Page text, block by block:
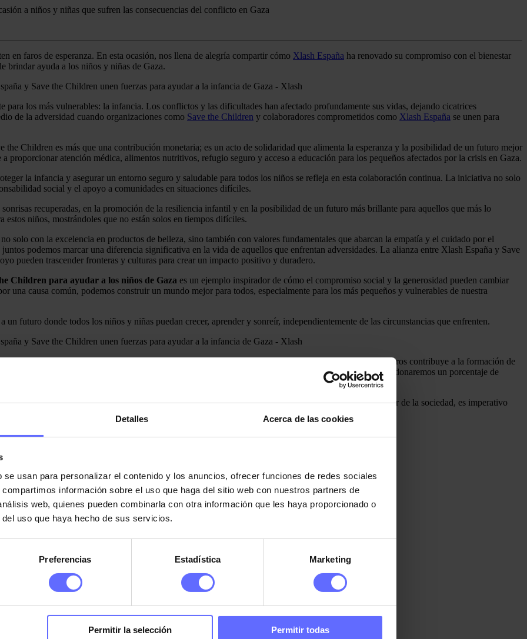
Detalles Acerca de las cookies
usan para personalizar el contenido y los anuncios, ofrecer funciones de redes sociales
información sobre el uso que haga del sitio web con nuestros partners de
web, quienes pueden combinarla con otra información que les haya proporcionado o
uso que haya hecho de sus servicios.
Preferencias Estadística Marketing
Permitir la selección Permitir todas
a niños y niñas que sufren las consecuencias del conflicto en Gaza
en faros de esperanza. En esta ocasión, nos llena de alegría compartir cómo Xlash España ha renovado su compromiso con el bienestar
brindar ayuda a los niños y niñas de Gaza.
para los más vulnerables: la infancia. Los conflictos y las dificultades han afectado profundamente sus vidas, dejando cicatrices
de la adversidad cuando organizaciones como Save the Children y colaboradores comprometidos como Xlash España se unen para
the Children es más que una contribución monetaria; es un acto de solidaridad que alimenta la esperanza y la posibilidad de un futuro mejor
proporcionar atención médica, alimentos nutritivos, refugio seguro y acceso a educación para los pequeños afectados por la crisis en Gaza.
la infancia y asegurar un entorno seguro y saludable para todos los niños se refleja en esta colaboración continua. La iniciativa no solo
social y el apoyo a comunidades en situaciones difíciles.
recuperadas, en la promoción de la resiliencia infantil y en la posibilidad de un futuro más brillante para aquellos que más lo
estos niños, mostrándoles que no están solos en tiempos difíciles.
no solo con la excelencia en productos de belleza, sino también con valores fundamentales que abarcan la empatía y el cuidado por el
podemos marcar una diferencia significativa en la vida de aquellos que enfrentan adversidades. La alianza entre Xlash España y Save
pueden trascender fronteras y culturas para crear un impacto positivo y duradero.
Children para ayudar a los niños de Gaza es un ejemplo inspirador de cómo el compromiso social y la generosidad pueden cambiar
una causa común, podemos construir un mundo mejor para todos, especialmente para los más pequeños y vulnerables de nuestra
un futuro donde todos los niños y niñas puedan crecer, aprender y sonreír, independientemente de las circunstancias que enfrenten.
para el sostenimiento de cualquier comunidad. Aprender a involucrarse responsablemente con otros contribuye a la formación de
como empresa tener un compromiso real con la sociedad. Por ello, con vuestra ayuda, cada mes donaremos un porcentaje de
y todos deberíamos fomentar la solidaridad para lograr una convivencia sana que conduzca al bienestar de la sociedad, es imperativo
todas nuestras acciones solidarias visita nuestra sección
Xlash Solidario
Pinchandoaquí
próxima compra
¡Son muchas las que hacemos a lo largo del año!